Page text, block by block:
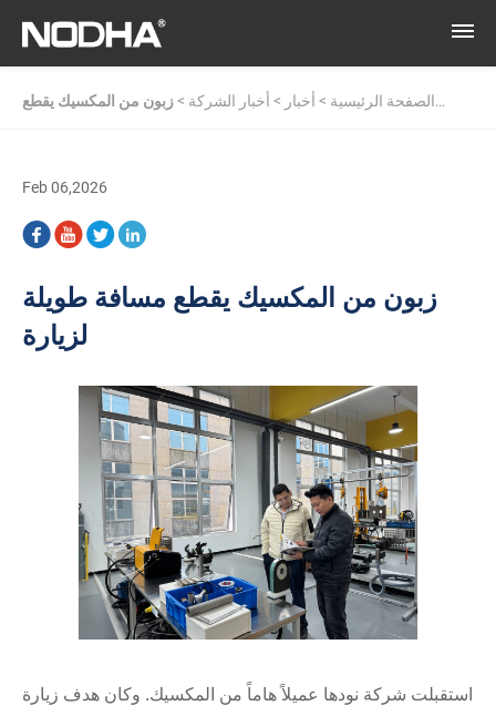
الصفحة الرئيسية > أخبار > أخبار الشركة >زبون من المكسيك يقطع
Feb 06,2026
زبون من المكسيك يقطع مسافة طويلة
لزيارة
استقبلت شركة نودها عميلاً هاماً من المكسيك. وكان هدف زيارة